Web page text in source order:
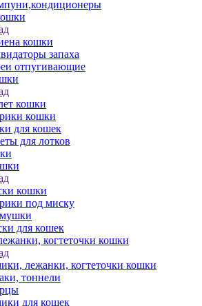
кошки
запаха
отпугивающие
кошки
кошки
для кошек
для лотков
кошки
под миску
для кошек
когтеточки кошки
лежанки, когтеточки кошки
тоннели
для кошек